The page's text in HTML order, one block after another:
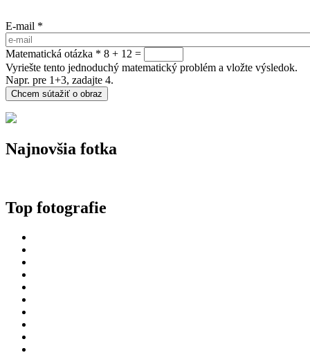
E-mail *
Matematická otázka * 8 + 12 =
Vyriešte tento jednoduchý matematický problém a vložte výsledok.
Napr. pre 1+3, zadajte 4.
Najnovšia fotka
Top fotografie